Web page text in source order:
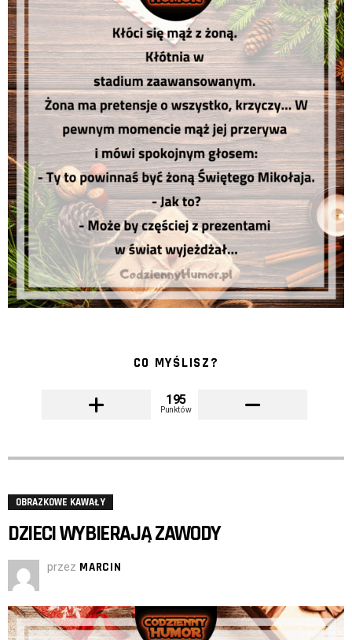
CO MYŚLISZ?
195
Punktów
OBRAZKOWE KAWAŁY
DZIECI WYBIERAJĄ ZAWODY
przez MARCIN